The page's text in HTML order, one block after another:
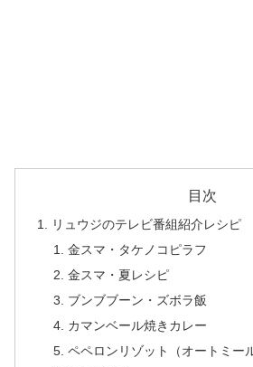
目次
リュウジのテレビ番組紹介レシピ
金スマ・タケノコピラフ
金スマ・夏レシピ
ブンブブーン・ズボラ飯
カマンベール焼きカレー
ペペロンリゾット（オートミール